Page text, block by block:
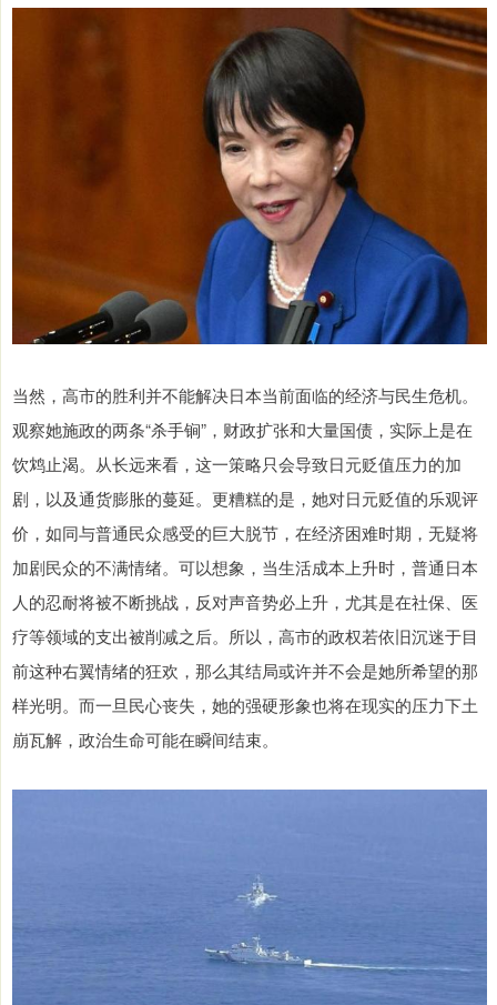
当然，高市的胜利并不能解决日本当前面临的经济与民生危机。
观察她施政的两条“杀手锏”，财政扩张和大量国债，实际上是在
饮鸩止渴。从长远来看，这一策略只会导致日元贬值压力的加
剧，以及通货膨胀的蔓延。更糟糕的是，她对日元贬值的乐观评
价，如同与普通民众感受的巨大脱节，在经济困难时期，无疑将
加剧民众的不满情绪。可以想象，当生活成本上升时，普通日本
人的忍耐将被不断挑战，反对声音势必上升，尤其是在社保、医
疗等领域的支出被削减之后。所以，高市的政权若依旧沉迷于目
前这种右翼情绪的狂欢，那么其结局或许并不会是她所希望的那
样光明。而一旦民心丧失，她的强硬形象也将在现实的压力下土
崩瓦解，政治生命可能在瞬间结束。